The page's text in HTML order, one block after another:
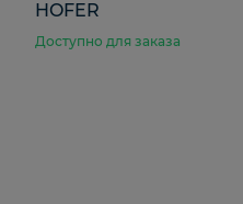
HOFER
Доступно для заказа